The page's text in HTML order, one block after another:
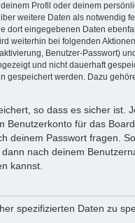
Profil oder deinem
weitere Daten als notwendig
eingegebenen Daten
weiterhin bei folgenden
Benutzer-Passwort)
und nicht dauerhaft
werden. Dazu
so dass es sicher
für das
deinem Passwort fragen.
nach deinem
kannst.
spezifizierten Daten zu